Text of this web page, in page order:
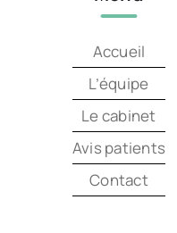
Parodontologie Trégastel, Penvénan
Accueil
L’équipe
Le cabinet
Avis patients
Contact